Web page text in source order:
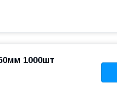
1000шт